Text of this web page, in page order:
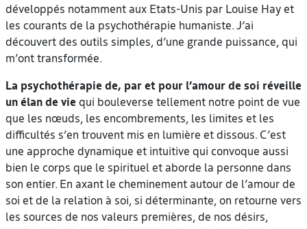
développés notamment aux Etats-Unis par Louise Hay et
les courants de la psychothérapie humaniste. J‘ai
découvert des outils simples, d’une grande puissance, qui
m’ont transformée.
La psychothérapie de, par et pour l’amour de soi réveille
un élan de vie qui bouleverse tellement notre point de vue
que les nœuds, les encombrements, les limites et les
difficultés s’en trouvent mis en lumière et dissous. C’est
une approche dynamique et intuitive qui convoque aussi
bien le corps que le spirituel et aborde la personne dans
son entier. En axant le cheminement autour de l’amour de
soi et de la relation à soi, si déterminante, on retourne vers
les sources de nos valeurs premières, de nos désirs,